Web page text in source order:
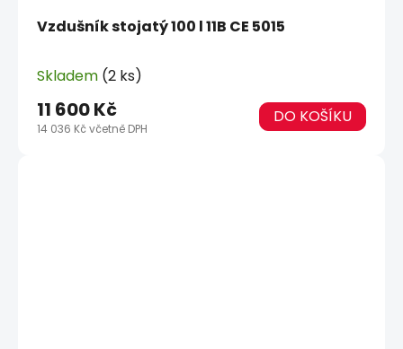
Vzdušník stojatý 100 l 11B CE 5015
Skladem (2 ks)
14 036 Kč včetně DPH
11 600 Kč DO KOŠÍKU